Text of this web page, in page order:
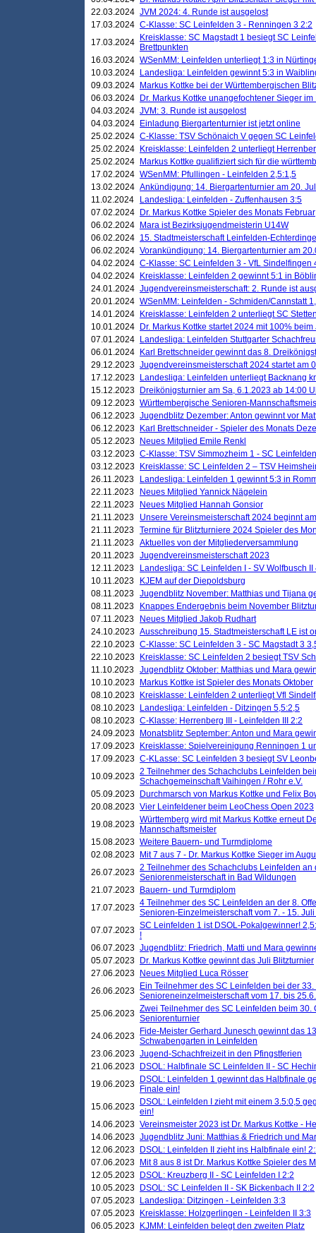
22.03.2024 JVM 2024: 4. Runde ist ausgelost
17.03.2024 C-Klasse: SC Leinfelden 3 - Renningen 3 2:2
17.03.2024
Kreisklasse: SC Magstadt 1 besiegt SC
Brettpunkten
16.03.2024 WSenMM: Leinfelden unterliegt 1:3 in
10.03.2024
Landesliga: Leinfelden gewinnt 5:3 in
09.03.2024
Markus Kottke bei der Württembergischen
06.03.2024
Dr. Markus Kottke unangefochtener Sieger
04.03.2024 JVM: 3. Runde ist ausgelost
04.03.2024
Einladung Biergartenturnier ist jetzt online
25.02.2024 C-Klasse: TSV Schönaich V gegen SC
25.02.2024
Kreisklasse: Leinfelden 2 unterliegt
25.02.2024
Markus Kottke qualifiziert sich für die
17.02.2024 WSenMM: Pfullingen - Leinfelden 2,5:1,5
13.02.2024 Ankündigung: 14. Biergartenturnier am 20.
11.02.2024
Landesliga: Leinfelden - Zuffenhausen 3:5
07.02.2024
Dr. Markus Kottke Spieler des Monats Februar
06.02.2024
Mara ist Bezirksjugendmeisterin U14W
06.02.2024 15. Stadtmeisterschaft Leinfelden-
06.02.2024 Vorankündigung: 14. Biergartenturnier am
04.02.2024 C-Klasse: SC Leinfelden 3 - VfL Sindelfingen
04.02.2024
Kreisklasse: Leinfelden 2 gewinnt 5:1 in
24.01.2024 Jugendvereinsmeisterschaft: 2. Runde ist
20.01.2024 WSenMM: Leinfelden - Schmiden/Cannstatt
14.01.2024
Kreisklasse: Leinfelden 2 unterliegt SC
10.01.2024
Dr. Markus Kottke startet 2024 mit 100%
07.01.2024
Landesliga: Leinfelden Stuttgarter
06.01.2024
Karl Brettschneider gewinnt das 8.
29.12.2023 Jugendvereinsmeisterschaft 2024 startet am
17.12.2023
Landesliga: Leinfelden unterliegt Backnang
15.12.2023
Dreikönigsturnier am Sa, 6.1.2023 ab 14:00
09.12.2023 Württembergische Senioren-
06.12.2023 Jugendblitz Dezember: Anton gewinnt vor
06.12.2023
Karl Brettschneider - Spieler des Monats
05.12.2023
Neues Mitglied Emile Renkl
03.12.2023 C-Klasse: TSV Simmozheim 1 - SC
03.12.2023
Kreisklasse: SC Leinfelden 2 – TSV
26.11.2023
Landesliga: Leinfelden 1 gewinnt 5:3 in
22.11.2023
Neues Mitglied Yannick Nägelein
22.11.2023
Neues Mitglied Hannah Gonsior
21.11.2023
Unsere Vereinsmeisterschaft 2024 beginnt
21.11.2023 Termine für Blitzturniere 2024 Spieler des
21.11.2023 Aktuelles von der Mitgliederversammlung
20.11.2023 Jugendvereinsmeisterschaft 2023
12.11.2023
Landesliga: SC Leinfelden I - SV Wolfbusch II
10.11.2023
KJEM auf der Diepoldsburg
08.11.2023 Jugendblitz November: Matthias und Tijana
08.11.2023
Knappes Endergebnis beim November
07.11.2023
Neues Mitglied Jakob Rudhart
24.10.2023 Ausschreibung 15. Stadtmeisterschaft LE ist
22.10.2023 C-Klasse: SC Leinfelden 3 - SC Magstadt 3
22.10.2023
Kreisklasse: SC Leinfelden 2 besiegt TSV
11.10.2023 Jugendblitz Oktober: Matthias und Mara
10.10.2023
Markus Kottke ist Spieler des Monats Oktober
08.10.2023
Kreisklasse: Leinfelden 2 unterliegt Vfl
08.10.2023
Landesliga: Leinfelden - Ditzingen 5,5:2,5
08.10.2023 C-Klasse: Herrenberg III - Leinfelden III 2:2
24.09.2023
Monatsblitz September: Anton und Mara
17.09.2023
Kreisklasse: Spielvereinigung Renningen 1
17.09.2023 C-KLasse: SC Leinfelden 3 besiegt SV
10.09.2023 2 Teilnehmer des Schachclubs Leinfelden
Schachgemeinschaft Vaihingen / Rohr e.V.
05.09.2023
Durchmarsch von Markus Kottke und Felix
20.08.2023 Vier Leinfeldener beim LeoChess Open 2023
19.08.2023 Württemberg wird mit Markus Kottke erneut
Mannschaftsmeister
15.08.2023 Weitere Bauern- und Turmdiplome
02.08.2023
Mit 7 aus 7 - Dr. Markus Kottke Sieger im
26.07.2023 2 Teilnehmer des Schachclubs Leinfelden an
Seniorenmeisterschaft in Bad Wildungen
21.07.2023
Bauern- und Turmdiplom
17.07.2023 4 Teilnehmer des SC Leinfelden an der 8.
Senioren-Einzelmeisterschaft vom 7. - 15.
07.07.2023 SC Leinfelden 1 ist DSOL-Pokalgewinner!
!
06.07.2023 Jugendblitz: Friedrich, Matti und Mara
05.07.2023
Dr. Markus Kottke gewinnt das Juli Blitzturnier
27.06.2023
Neues Mitglied Luca Rösser
26.06.2023
Ein Teilnehmer des SC Leinfelden bei der
Senioreneinzelmeisterschaft vom 17. bis
25.06.2023 Zwei Teilnehmer des SC Leinfelden beim
Seniorenturnier
24.06.2023
Fide-Meister Gerhard Junesch gewinnt das
Schwabengarten in Leinfelden
23.06.2023 Jugend-Schachfreizeit in den Pfingstferien
21.06.2023
DSOL: Halbfinale SC Leinfelden II - SC
19.06.2023
DSOL: Leinfelden 1 gewinnt das Halbfinale
Finale ein!
15.06.2023
DSOL: Leinfelden I zieht mit einem 3.5:0,5
ein!
14.06.2023 Vereinsmeister 2023 ist Dr. Markus Kottke -
14.06.2023 Jugendblitz Juni: Matthias & Friedrich und
12.06.2023
DSOL: Leinfelden II zieht ins Halbfinale ein!
07.06.2023
Mit 8 aus 8 ist Dr. Markus Kottke Spieler des
12.05.2023
DSOL: Kreuzberg II - SC Leinfelden I 2:2
10.05.2023
DSOL: SC Leinfelden II - SK Bickenbach II 2:2
07.05.2023
Landesliga: Ditzingen - Leinfelden 3:3
07.05.2023
Kreisklasse: Holzgerlingen - Leinfelden II 3:3
06.05.2023
KJMM: Leinfelden belegt den zweiten Platz